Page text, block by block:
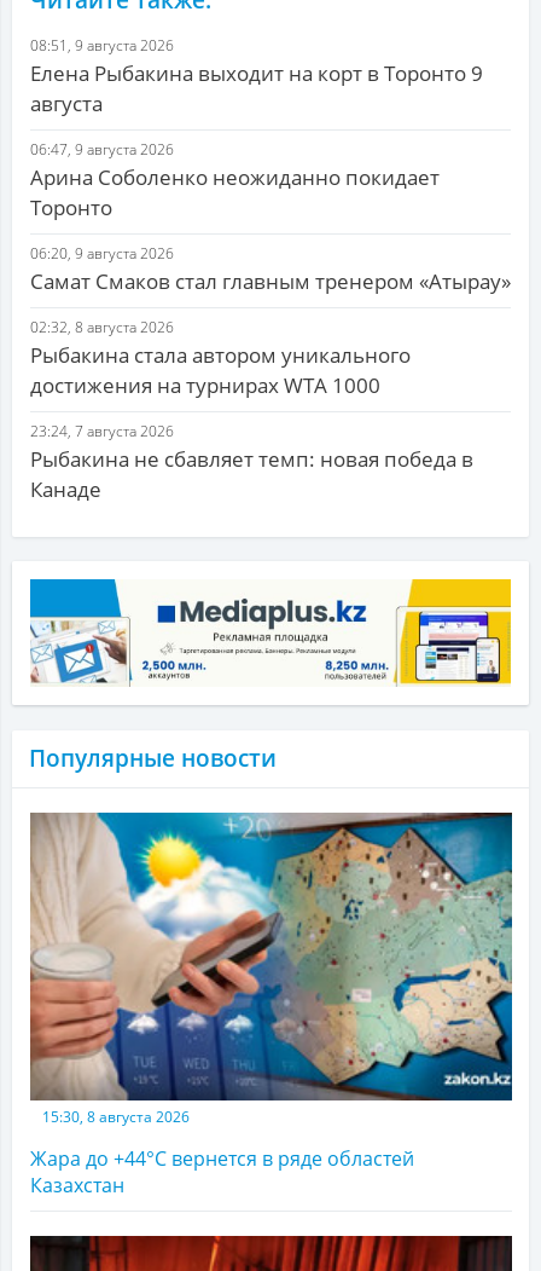
08:51, 9 августа 2026
Елена Рыбакина выходит на корт в Торонто 9
августа
06:47, 9 августа 2026
Арина Соболенко неожиданно покидает
Торонто
06:20, 9 августа 2026
Самат Смаков стал главным тренером «Атырау»
02:32, 8 августа 2026
Рыбакина стала автором уникального
достижения на турнирах WTA 1000
23:24, 7 августа 2026
Рыбакина не сбавляет темп: новая победа в
Канаде
Популярные новости
15:30, 8 августа 2026
Жара до +44°С вернется в ряде областей
Казахстан